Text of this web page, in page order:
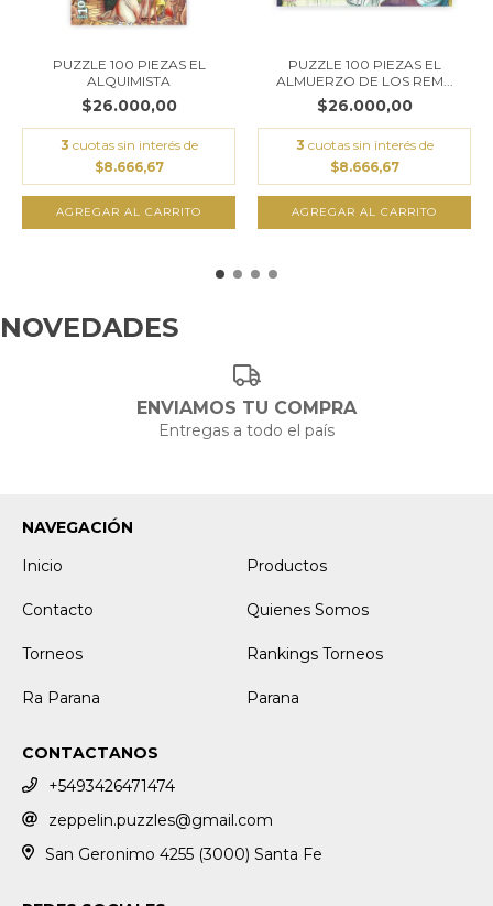
PUZZLE 100 PIEZAS EL
ALQUIMISTA
$26.000,00
3 cuotas sin interés de
$8.666,67
PUZZLE 100 PIEZAS EL
ALMUERZO DE LOS REM...
$26.000,00
3 cuotas sin interés de
$8.666,67
ENVIAMOS TU COMPRA
Entregas a todo el país
NAVEGACIÓN
Inicio
Productos
Contacto Quienes Somos
Torneos Rankings Torneos
Ra Parana Parana
CONTACTANOS
+5493426471474
zeppelin.puzzles@gmail.com
San Geronimo 4255 (3000) Santa Fe